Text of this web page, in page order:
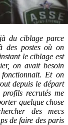
du ciblage parce
des postes où on
le ciblage est
on avait besoin
fonctionnait. Et on
depuis le départ
recrutés me
quelque chose
des mecs
de faire des paris